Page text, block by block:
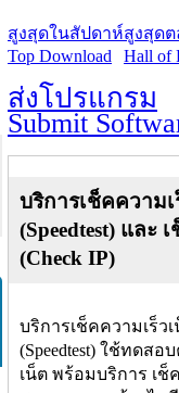
สูงสุดในสัปดาห์
Top Download
สูงสุด
Hall of
ส่งโปรแกรม
Submit
บริการเช็คความเ
(Speedtest) และ
(Check IP)
บริการเช็คความเร็ว
(Speedtest) ใช้ทดสอ
เน็ต พร้อมบริการ เช็